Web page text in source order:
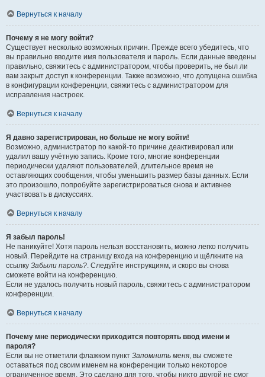
Вернуться к началу
Почему я не могу войти?
Существует несколько возможных причин. Прежде всего убедитесь, что
вы правильно вводите имя пользователя и пароль. Если данные введены
правильно, свяжитесь с администратором, чтобы проверить, не был ли
вам закрыт доступ к конференции. Также возможно, что допущена ошибка
в конфигурации конференции, свяжитесь с администратором для
исправления настроек.
Вернуться к началу
Я давно зарегистрирован, но больше не могу войти!
Возможно, администратор по какой-то причине деактивировал или
удалил вашу учётную запись. Кроме того, многие конференции
периодически удаляют пользователей, длительное время не
оставляющих сообщения, чтобы уменьшить размер базы данных. Если
это произошло, попробуйте зарегистрироваться снова и активнее
участвовать в дискуссиях.
Вернуться к началу
Я забыл пароль!
Не паникуйте! Хотя пароль нельзя восстановить, можно легко получить
новый. Перейдите на страницу входа на конференцию и щёлкните на
ссылку Забыли пароль?. Следуйте инструкциям, и скоро вы снова
сможете войти на конференцию.
Если не удалось получить новый пароль, свяжитесь с администратором
конференции.
Вернуться к началу
Почему мне периодически приходится повторять ввод имени и
пароля?
Если вы не отметили флажком пункт Запомнить меня, вы сможете
оставаться под своим именем на конференции только некоторое
ограниченное время. Это сделано для того, чтобы никто другой не смог